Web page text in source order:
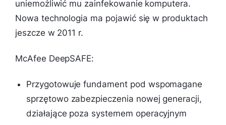
uniemożliwić mu zainfekowanie komputera.
Nowa technologia ma pojawić się w produktach
jeszcze w 2011 r.
McAfee DeepSAFE:
Przygotowuje fundament pod wspomagane
sprzętowo zabezpieczenia nowej generacji,
działające poza systemem operacyjnym